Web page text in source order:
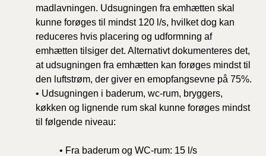
madlavningen. Udsugningen fra emhætten skal
kunne forøges til mindst 120 l/s, hvilket dog kan
reduceres hvis placering og udformning af
emhætten tilsiger det. Alternativt dokumenteres det,
at udsugningen fra emhætten kan forøges mindst til
den luftstrøm, der giver en emopfangsevne på 75%.
• Udsugningen i baderum, wc-rum, bryggers,
køkken og lignende rum skal kunne forøges mindst
til følgende niveau:
• Fra baderum og WC-rum: 15 l/s